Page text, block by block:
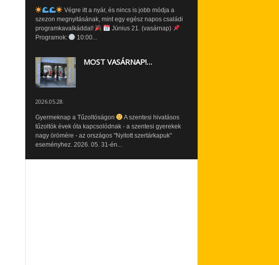
Végre itt a nyár, és nincs is jobb módja a
szezon megnyitásának, mint egy egész napos családi
programkavalkáddal!
Június 21. (vasárnap)
Programok:
10:00...
MOST VASÁRNAP!…
2026.05.28.
Gyermeknap a Tűzoltóságon
A szentesi hivatásos
tűzoltók évek óta kapcsolódnak - a szentesi gyerekek
nagy örömére - az országos "Nyitott szertárkapuk"
eseményhez. 2026. 05. 31-én...